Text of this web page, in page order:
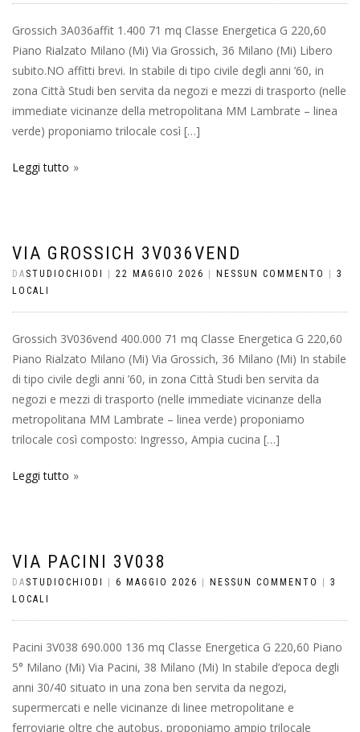
Grossich 3A036affit 1.400 71 mq Classe Energetica G 220,60
Piano Rialzato Milano (Mi) Via Grossich, 36 Milano (Mi) Libero
subito.NO affitti brevi. In stabile di tipo civile degli anni ’60, in
zona Città Studi ben servita da negozi e mezzi di trasporto (nelle
immediate vicinanze della metropolitana MM Lambrate – linea
verde) proponiamo trilocale così […]
Leggi tutto
VIA GROSSICH 3V036VEND
DA STUDIOCHIODI 22 MAGGIO 2026 NESSUN COMMENTO
3
LOCALI
Grossich 3V036vend 400.000 71 mq Classe Energetica G 220,60
Piano Rialzato Milano (Mi) Via Grossich, 36 Milano (Mi) In stabile
di tipo civile degli anni ’60, in zona Città Studi ben servita da
negozi e mezzi di trasporto (nelle immediate vicinanze della
metropolitana MM Lambrate – linea verde) proponiamo
trilocale così composto: Ingresso, Ampia cucina […]
Leggi tutto
VIA PACINI 3V038
DA STUDIOCHIODI 6 MAGGIO 2026 NESSUN COMMENTO
3
LOCALI
Pacini 3V038 690.000 136 mq Classe Energetica G 220,60 Piano
5° Milano (Mi) Via Pacini, 38 Milano (Mi) In stabile d’epoca degli
anni 30/40 situato in una zona ben servita da negozi,
supermercati e nelle vicinanze di linee metropolitane e
ferroviarie oltre che autobus, proponiamo ampio trilocale